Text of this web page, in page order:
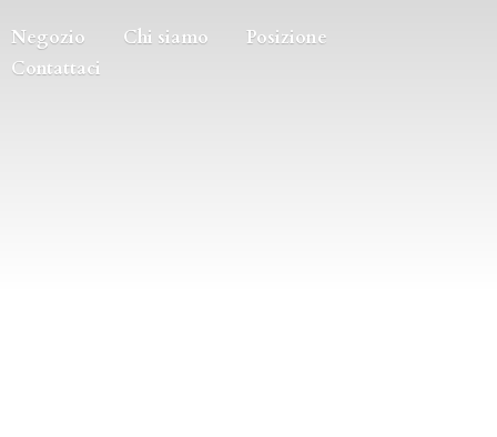
Negozio Chi siamo
Posizione
Contattaci